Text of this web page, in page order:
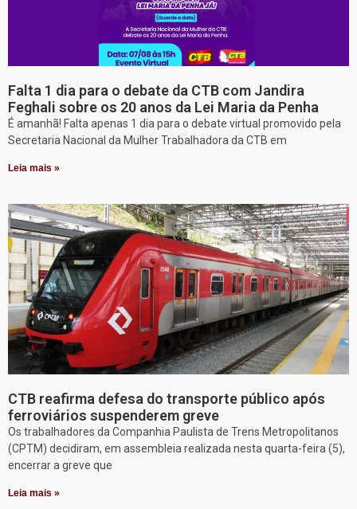
Falta 1 dia para o debate da CTB com Jandira
Feghali sobre os 20 anos da Lei Maria da Penha
É amanhã! Falta apenas 1 dia para o debate virtual promovido pela
Secretaria Nacional da Mulher Trabalhadora da CTB em
Leia mais »
CTB reafirma defesa do transporte público após
ferroviários suspenderem greve
Os trabalhadores da Companhia Paulista de Trens Metropolitanos
(CPTM) decidiram, em assembleia realizada nesta quarta-feira (5),
encerrar a greve que
Leia mais »